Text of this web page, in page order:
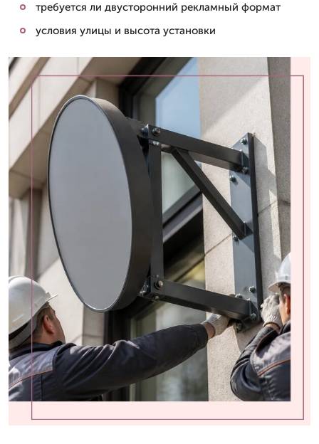
требуется ли двусторонний рекламный формат
условия улицы и высота установки